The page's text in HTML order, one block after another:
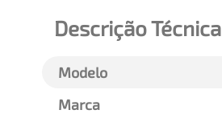
Descrição Técnica
Modelo
Marca